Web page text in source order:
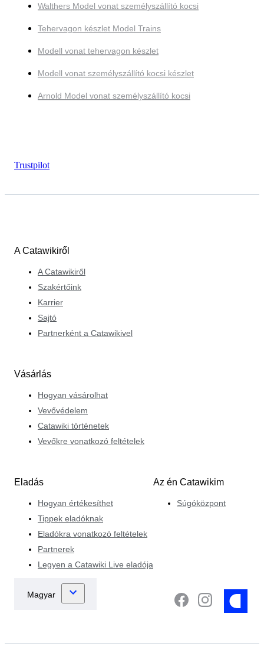
Walthers Model vonat személyszállító kocsi
Tehervagon készlet Model Trains
Modell vonat tehervagon készlet
Modell vonat személyszállító kocsi készlet
Arnold Model vonat személyszállító kocsi
Trustpilot
A Catawikiről
A Catawikiről
Szakértőink
Karrier
Sajtó
Partnerként a Catawikivel
Vásárlás
Hogyan vásárolhat
Vevővédelem
Catawiki történetek
Vevőkre vonatkozó feltételek
Eladás
Hogyan értékesíthet
Tippek eladóknak
Eladókra vonatkozó feltételek
Partnerek
Legyen a Catawiki Live eladója
Az én Catawikim
Súgóközpont